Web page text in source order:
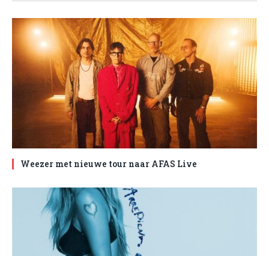
Weezer met nieuwe tour naar AFAS Live